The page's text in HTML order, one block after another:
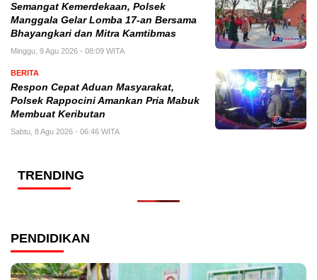
Semangat Kemerdekaan, Polsek
Manggala Gelar Lomba 17-an Bersama
Bhayangkari dan Mitra Kamtibmas
Minggu, 9 Agu 2026 - 08:09 WITA
BERITA
Respon Cepat Aduan Masyarakat,
Polsek Rappocini Amankan Pria Mabuk
Membuat Keributan
Sabtu, 8 Agu 2026 - 06:46 WITA
TRENDING
PENDIDIKAN